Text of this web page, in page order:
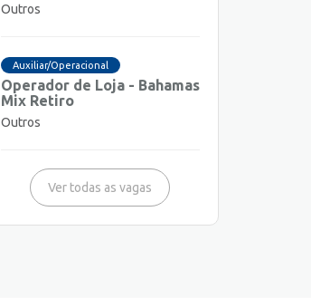
Outros
Auxiliar/Operacional
Operador de Loja - Bahamas
Mix Retiro
Outros
Ver todas as vagas